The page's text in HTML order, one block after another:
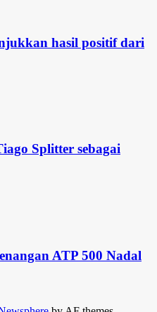
hasil positif dari
Splitter sebagai
ATP 500 Nadal